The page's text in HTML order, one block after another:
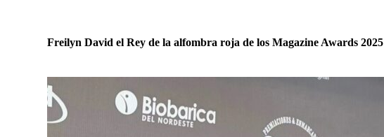
Freilyn David el Rey de la alfombra roja de los Magazine Awards 2025